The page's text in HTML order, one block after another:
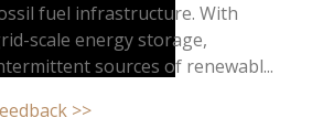
fuel infrastructure. With
scale energy storage,
sources of renewabl...
>>